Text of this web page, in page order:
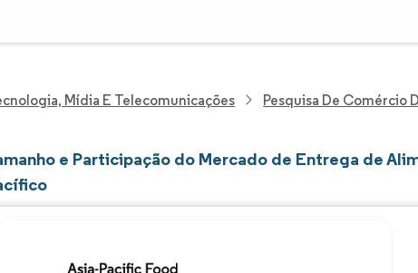
Mídia E Telecomunicações Pesquisa De Comércio
e Participação do Mercado de Entrega de